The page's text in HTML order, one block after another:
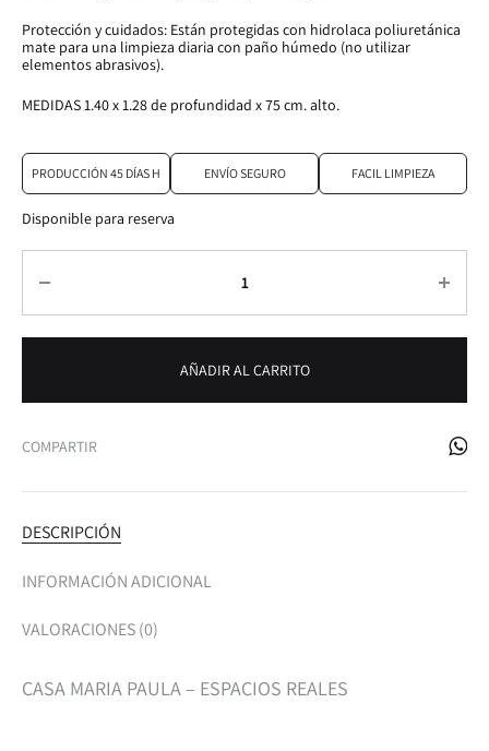
Protección y cuidados: Están protegidas con hidrolaca poliuretánica
mate para una limpieza diaria con paño húmedo (no utilizar
elementos abrasivos).
MEDIDAS 1.40 x 1.28 de profundidad x 75 cm. alto.
PRODUCCIÓN 45 DÍAS H ENVÍO SEGURO FACIL LIMPIEZA
Disponible para reserva
AÑADIR AL CARRITO
COMPARTIR
DESCRIPCIÓN
INFORMACIÓN ADICIONAL
VALORACIONES (0)
CASA MARIA PAULA – ESPACIOS REALES